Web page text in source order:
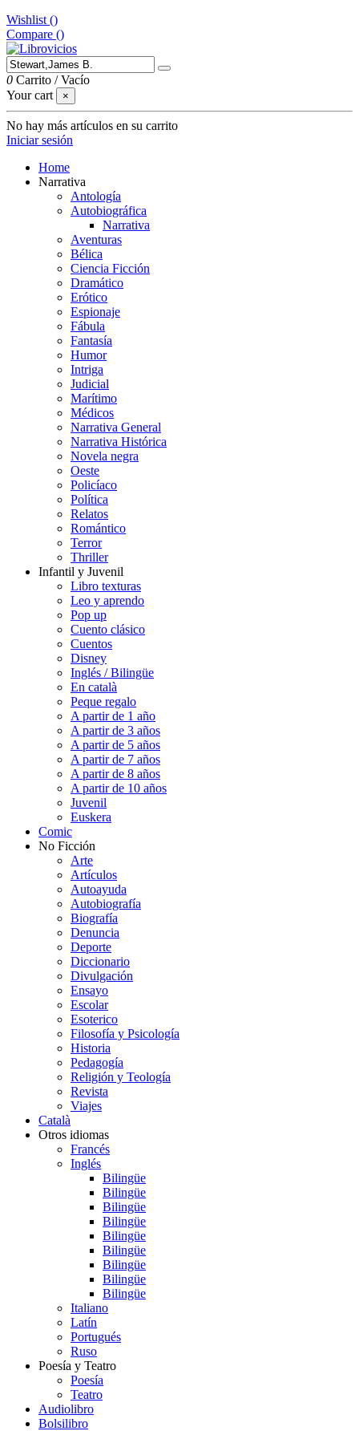
Wishlist ()
Compare ()
0 Carrito /Vacío
Your cart
×
No hay más artículos en su carrito
Iniciar sesión
Home
Narrativa
Antología
Autobiográfica
Narrativa
Aventuras
Bélica
Ciencia Ficción
Dramático
Erótico
Espionaje
Fábula
Fantasía
Humor
Intriga
Judicial
Marítimo
Médicos
Narrativa General
Narrativa Histórica
Novela negra
Oeste
Policíaco
Política
Relatos
Romántico
Terror
Thriller
Infantil y Juvenil
Libro texturas
Leo y aprendo
Pop up
Cuento clásico
Cuentos
Disney
Inglés / Bilingüe
En català
Peque regalo
A partir de 1 año
A partir de 3 años
A partir de 5 años
A partir de 7 años
A partir de 8 años
A partir de 10 años
Juvenil
Euskera
Comic
No Ficción
Arte
Artículos
Autoayuda
Autobiografía
Biografía
Denuncia
Deporte
Diccionario
Divulgación
Ensayo
Escolar
Esoterico
Filosofía y Psicología
Historia
Pedagogía
Religión y Teología
Revista
Viajes
Català
Otros idiomas
Francés
Inglés
Bilingüe
Bilingüe
Bilingüe
Bilingüe
Bilingüe
Bilingüe
Bilingüe
Bilingüe
Bilingüe
Italiano
Latín
Portugués
Ruso
Poesía y Teatro
Poesía
Teatro
Audiolibro
Bolsilibro